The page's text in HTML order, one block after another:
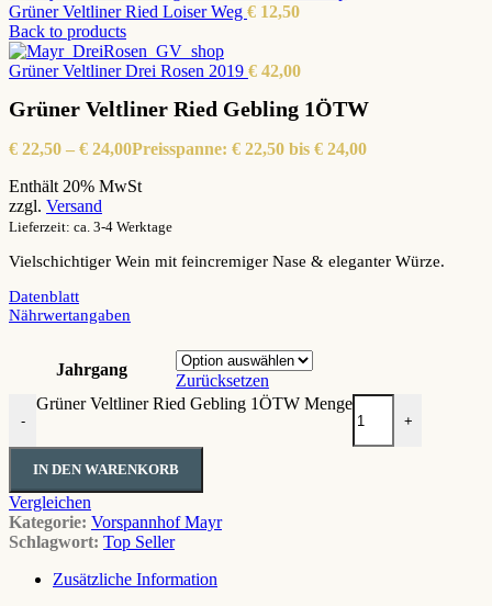
Grüner Veltliner Ried Loiser Weg € 12,50
Back to products
Grüner Veltliner Drei Rosen 2019 € 42,00
Grüner Veltliner Ried Gebling 1ÖTW
€ 22,50 – € 24,00Preisspanne: € 22,50 bis € 24,00
Enthält 20% MwSt
zzgl. Versand
Lieferzeit: ca. 3-4 Werktage
Vielschichtiger Wein mit feincremiger Nase & eleganter Würze.
Datenblatt
Nährwertangaben
Jahrgang
Zurücksetzen
-
Grüner Veltliner Ried Gebling 1ÖTW Menge
+
IN DEN WARENKORB
Vergleichen
Kategorie: Vorspannhof Mayr
Schlagwort: Top Seller
Zusätzliche Information